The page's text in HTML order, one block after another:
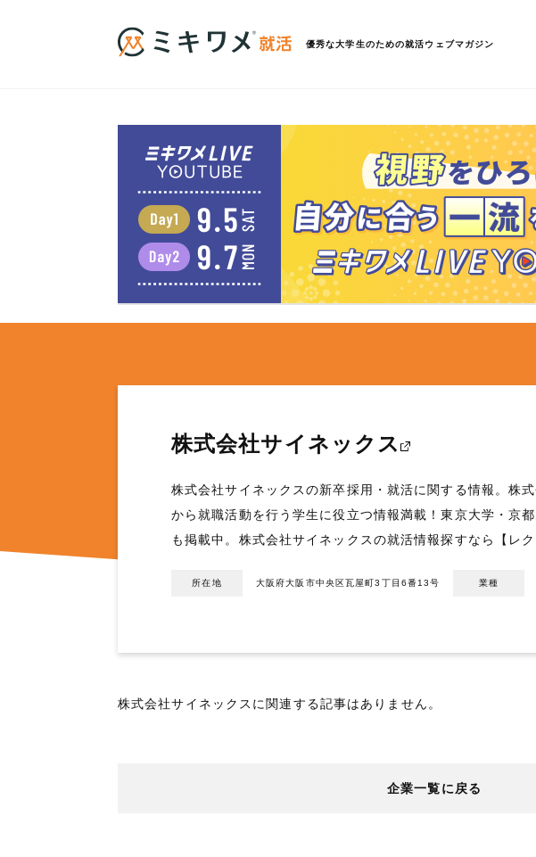
優秀な大学生のための就活ウェブマガジン
株式会社サイネックス
株式会社サイネックスの新卒採用・就活に関する情報。株
から就職活動を行う学生に役立つ情報満載！東京大学・京
も掲載中。株式会社サイネックスの就活情報探すなら【レク
所在地 大阪府大阪市中央区瓦屋町3丁目6番13号 業種
株式会社サイネックスに関連する記事はありません。
企業一覧に戻る